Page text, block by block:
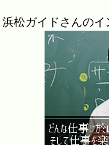
浜松ガイドさんの